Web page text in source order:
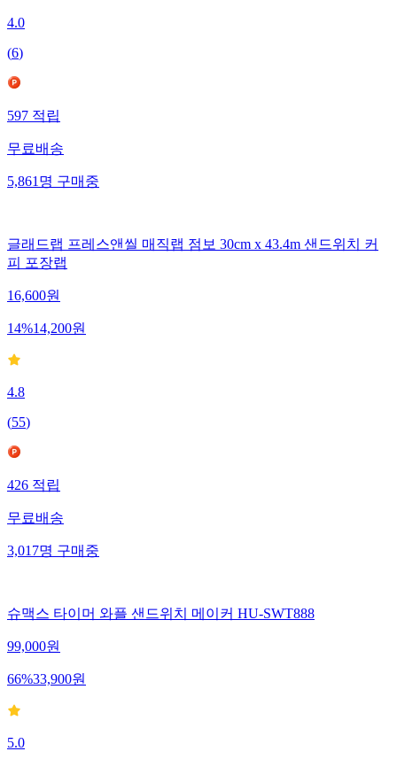
4.0
(6)
597 적립
무료배송
5,861 명 구매중
글래드랩 프레스앤씰 매직랩 점보 30cm x 43.4m 샌드위치 커
피 포장랩
16,600원
14%14,200원
4.8
(55)
426적립
무료배송
3,017명구매중
슈맥스 타이머 와플 샌드위치 메이커 HU-SWT888
99,000원
66%33,900원
5.0